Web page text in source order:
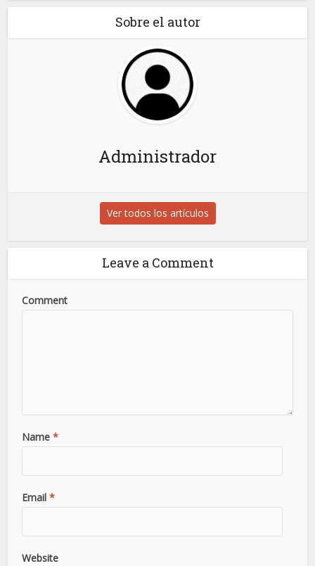
Sobre el autor
Administrador
Ver todos los artículos
Leave a Comment
Comment
Name *
Email *
Website